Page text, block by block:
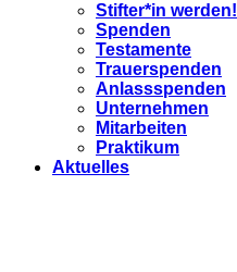
Stifter*in werden!
Spenden
Testamente
Trauerspenden
Anlassspenden
Unternehmen
Mitarbeiten
Praktikum
Aktuelles